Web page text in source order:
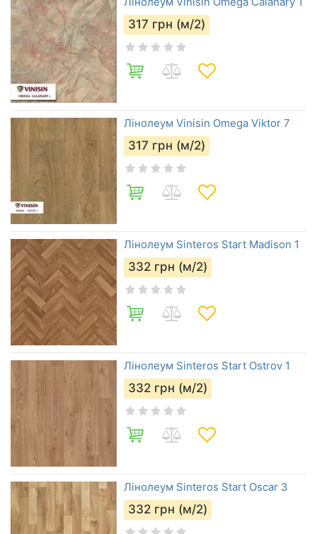
317 грн (м/2)
Лінолеум Vinisin Omega Viktor 7
317 грн (м/2)
Лінолеум Sinteros Start Madison 1
332 грн (м/2)
Лінолеум Sinteros Start Ostrov 1
332 грн (м/2)
Лінолеум Sinteros Start Oscar 3
332 грн (м/2)